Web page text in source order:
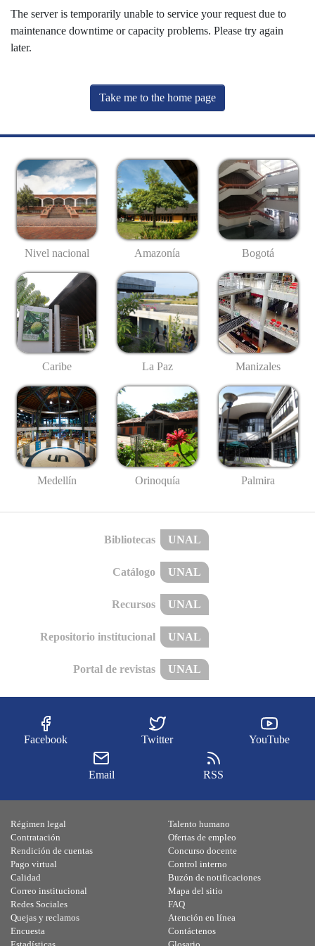
The server is temporarily unable to service your request due to
maintenance downtime or capacity problems. Please try again
later.
Take me to the home page
Nivel nacional Amazonía Bogotá
Caribe La Paz Manizales
Medellín Orinoquía Palmira
Bibliotecas UNAL
Catálogo UNAL
Recursos UNAL
Repositorio institucional UNAL
Portal de revistas UNAL
Facebook Twitter YouTube
Email RSS
Régimen legal
Contratación
Rendición de cuentas
Pago virtual
Calidad
Talento humano
Ofertas de empleo
Concurso docente
Control interno
Buzón de notificaciones
Correo institucional
Redes Sociales
Quejas y reclamos
Encuesta
Mapa del sitio
FAQ
Atención en línea
Contáctenos